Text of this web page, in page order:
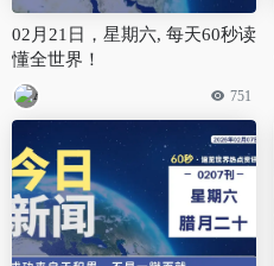
02月21日，星期六, 每天60秒读
懂全世界！
751